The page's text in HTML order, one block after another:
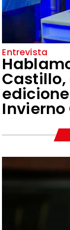
Entrevista
Castillo,
Invierno